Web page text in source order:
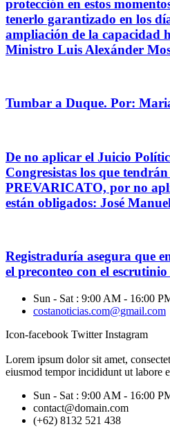
protección en estos
tenerlo garantizado en los
ampliación de la capacidad
Ministro Luis Alexánder
Tumbar a Duque. Por:
De no aplicar el Juicio
Congresistas los que
PREVARICATO, por no
están obligados: José
Registraduría asegura que
el preconteo con el escrutinio
Sun - Sat : 9:00 AM - 16:00
costanoticias.com@gmail.com
Icon-facebook Twitter Instagram
Lorem ipsum dolor sit amet,
eiusmod tempor incididunt ut labore
Sun - Sat : 9:00 AM - 16:00
contact@domain.com
(+62) 8132 521 438